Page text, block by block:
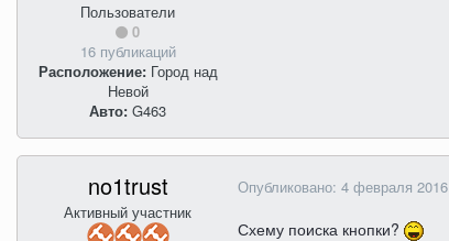
Пользователи
0
16 публикаций
Расположение:Город над
Невой
Авто: G463
no1trust
Активный участник
Опубликовано: 4 февраля 2016
Схему поиска кнопки?